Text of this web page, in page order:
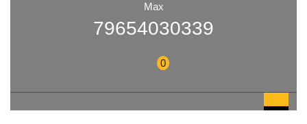
Max
79654030339
0